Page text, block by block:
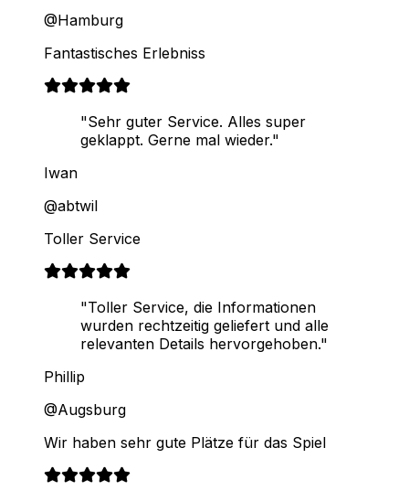
@Hamburg
Fantastisches Erlebniss
"Sehr guter Service. Alles super
geklappt. Gerne mal wieder."
Iwan
@abtwil
Toller Service
"Toller Service, die Informationen
wurden rechtzeitig geliefert und alle
relevanten Details hervorgehoben."
Phillip
@Augsburg
Wir haben sehr gute Plätze für das Spiel